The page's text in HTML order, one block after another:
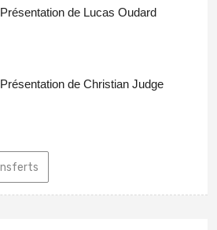
Présentation de Lucas Oudard
Présentation de Christian Judge